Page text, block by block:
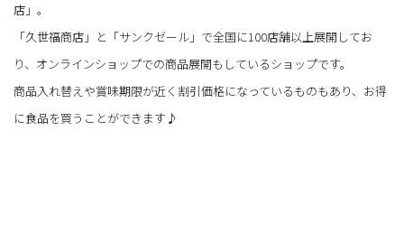
店」。
「久世福商店」と「サンクゼール」で全国に100店舗以上展開してお
り、オンラインショップでの商品展開もしているショップです。
商品入れ替えや賞味期限が近く割引価格になっているものもあり、お得
に食品を買うことができます♪